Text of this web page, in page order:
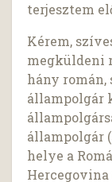
terjesztem
Kérem,
megküldeni
hány román,
állampolgár
állampolgár
helye a